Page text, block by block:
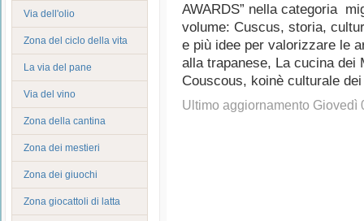
Via dell'olio
Zona del ciclo della vita
La via del pane
Via del vino
Zona della cantina
Zona dei mestieri
Zona dei giuochi
Zona giocattoli di latta
AWARDS” nella categoria
volume: Cuscus, storia,
e più idee per valorizzare le
alla trapanese, La cucina dei
Couscous, koinè culturale
Ultimo aggiornamento Giovedì